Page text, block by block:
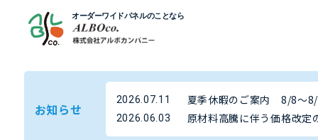
お知らせ
2026.07.11 夏季休暇のご案内 8/8
2026.06.03 原材料高騰に伴う価格改